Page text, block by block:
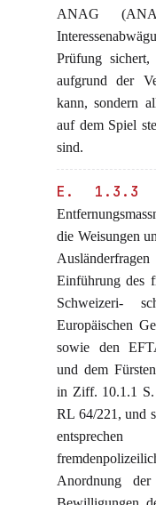
ANAG
Prüfung
aufgrund der
kann, sondern
auf dem Spiel
sind.
E. 1.3.3
die Weisungen
Einführung des
Schweizeri-
Europäischen
sowie den
und dem
in Ziff. 10.1.1 S.
RL 64/221, und
Anordnung